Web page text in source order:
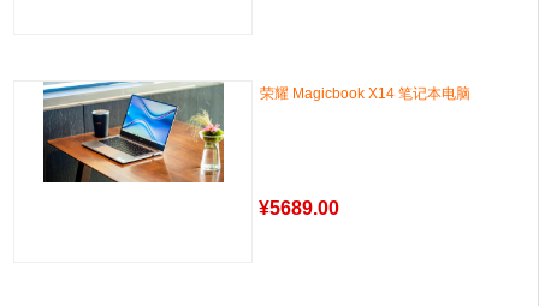
荣耀 Magicbook X14 笔记本电脑
¥5689.00